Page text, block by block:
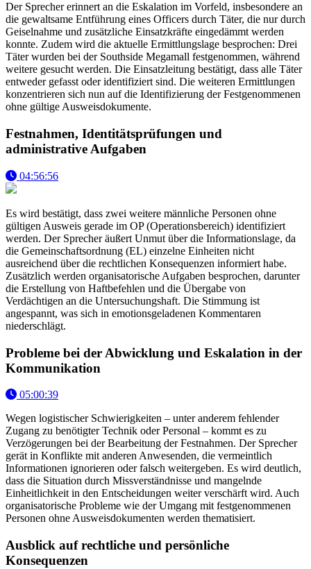
Der Sprecher erinnert an die Eskalation im Vorfeld, insbesondere an
die gewaltsame Entführung eines Officers durch Täter, die nur durch
Geiselnahme und zusätzliche Einsatzkräfte eingedämmt werden
konnte. Zudem wird die aktuelle Ermittlungslage besprochen: Drei
Täter wurden bei der Southside Megamall festgenommen, während
weitere gesucht werden. Die Einsatzleitung bestätigt, dass alle Täter
entweder gefasst oder identifiziert sind. Die weiteren Ermittlungen
konzentrieren sich nun auf die Identifizierung der Festgenommenen
ohne gültige Ausweisdokumente.
Festnahmen, Identitätsprüfungen und
administrative Aufgaben
04:56:56
Es wird bestätigt, dass zwei weitere männliche Personen ohne
gültigen Ausweis gerade im OP (Operationsbereich) identifiziert
werden. Der Sprecher äußert Unmut über die Informationslage, da
die Gemeinschaftsordnung (EL) einzelne Einheiten nicht
ausreichend über die rechtlichen Konsequenzen informiert habe.
Zusätzlich werden organisatorische Aufgaben besprochen, darunter
die Erstellung von Haftbefehlen und die Übergabe von
Verdächtigen an die Untersuchungshaft. Die Stimmung ist
angespannt, was sich in emotionsgeladenen Kommentaren
niederschlägt.
Probleme bei der Abwicklung und Eskalation in der
Kommunikation
05:00:39
Wegen logistischer Schwierigkeiten – unter anderem fehlender
Zugang zu benötigter Technik oder Personal – kommt es zu
Verzögerungen bei der Bearbeitung der Festnahmen. Der Sprecher
gerät in Konflikte mit anderen Anwesenden, die vermeintlich
Informationen ignorieren oder falsch weitergeben. Es wird deutlich,
dass die Situation durch Missverständnisse und mangelnde
Einheitlichkeit in den Entscheidungen weiter verschärft wird. Auch
organisatorische Probleme wie der Umgang mit festgenommenen
Personen ohne Ausweisdokumenten werden thematisiert.
Ausblick auf rechtliche und persönliche
Konsequenzen